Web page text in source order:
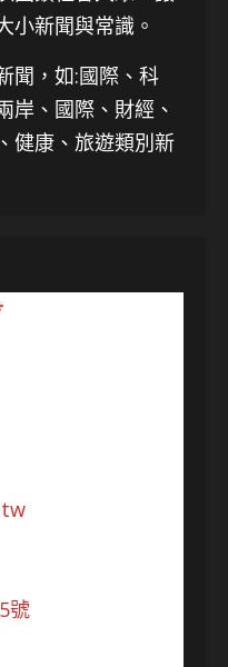
小新聞與常識。
聞 ，如:國際、科
岸、國際、財經、
健康、旅遊類別新
號